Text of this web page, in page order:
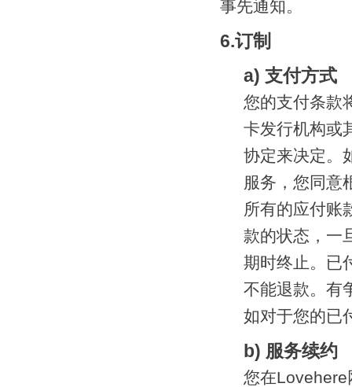
事先通知。
6.订制
a) 支付方式
您的支付条款
卡发行机构或
协定来决定。
服务，您同意
所有的应付账
款的状态，一
期时终止。已
不能退款。有
如对于您的已
b) 服务续约
您在Lovehere